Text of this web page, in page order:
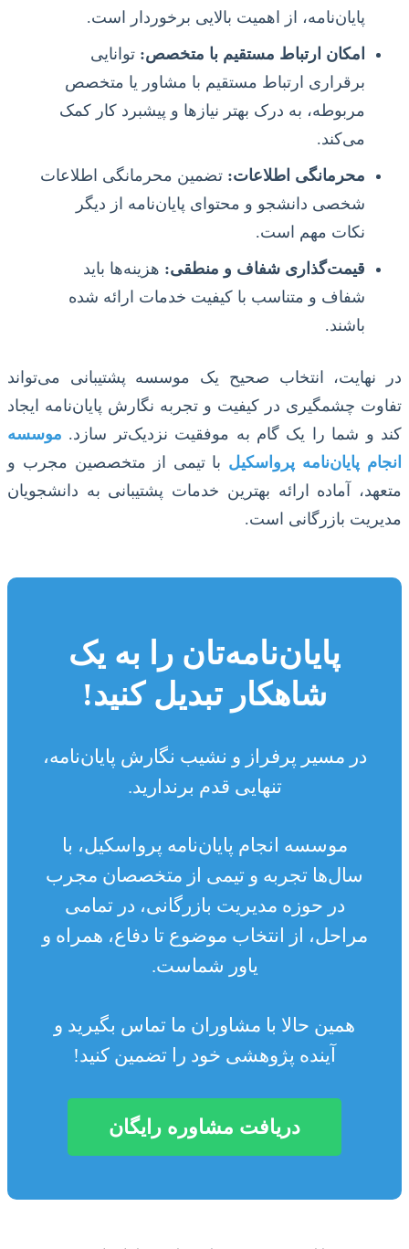
پایان‌نامه، از اهمیت بالایی برخوردار است.
امکان ارتباط مستقیم با متخصص: توانایی
برقراری ارتباط مستقیم با مشاور یا متخصص
مربوطه، به درک بهتر نیازها و پیشبرد کار کمک
می‌کند.
محرمانگی اطلاعات: تضمین محرمانگی اطلاعات
شخصی دانشجو و محتوای پایان‌نامه از دیگر
نکات مهم است.
قیمت‌گذاری شفاف و منطقی: هزینه‌ها باید
شفاف و متناسب با کیفیت خدمات ارائه شده
باشند.
در نهایت، انتخاب صحیح یک موسسه پشتیبانی می‌تواند
تفاوت چشمگیری در کیفیت و تجربه نگارش پایان‌نامه ایجاد
کند و شما را یک گام به موفقیت نزدیک‌تر سازد. موسسه
انجام پایان‌نامه پرواسکیل با تیمی از متخصصین مجرب و
متعهد، آماده ارائه بهترین خدمات پشتیبانی به دانشجویان
مدیریت بازرگانی است.
پایان‌نامه‌تان را به یک
شاهکار تبدیل کنید!
در مسیر پرفراز و نشیب نگارش پایان‌نامه،
تنهایی قدم برندارید.
موسسه انجام پایان‌نامه پرواسکیل، با
سال‌ها تجربه و تیمی از متخصصان مجرب
در حوزه مدیریت بازرگانی، در تمامی
مراحل، از انتخاب موضوع تا دفاع، همراه و
یاور شماست.
همین حالا با مشاوران ما تماس بگیرید و
آینده پژوهشی خود را تضمین کنید!
دریافت مشاوره رایگان